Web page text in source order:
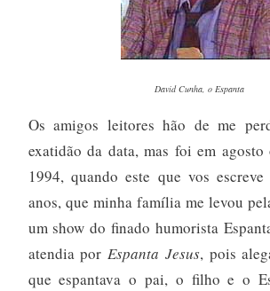
David Cunha, o Espanta
Os amigos leitores hão de me
exatidão da data, mas foi em agosto
1994, quando este que vos
anos, que minha família me levou
um show do finado humorista
atendia por Espanta Jesus, pois
que espantava o pai, o filho e o